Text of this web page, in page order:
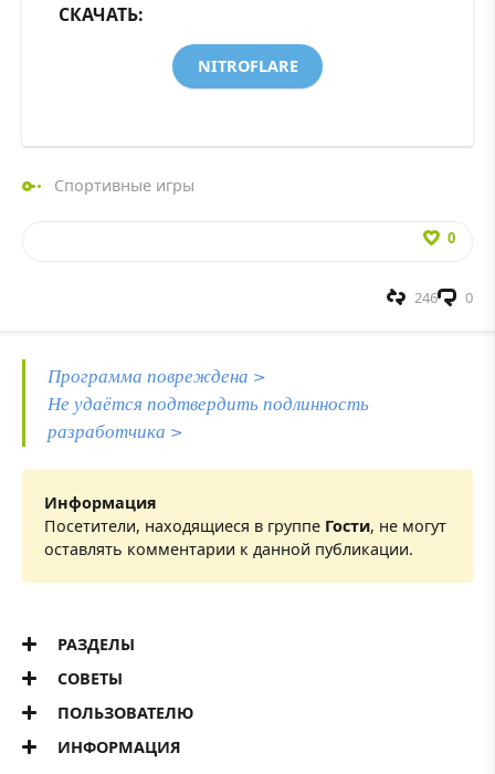
СКАЧАТЬ:
NITROFLARE
Спортивные игры
0
0
246
Программа повреждена >
Не удаётся подтвердить подлинность
разработчика >
Информация
Посетители, находящиеся в группе Гости, не могут
оставлять комментарии к данной публикации.
РАЗДЕЛЫ
СОВЕТЫ
ПОЛЬЗОВАТЕЛЮ
ИНФОРМАЦИЯ